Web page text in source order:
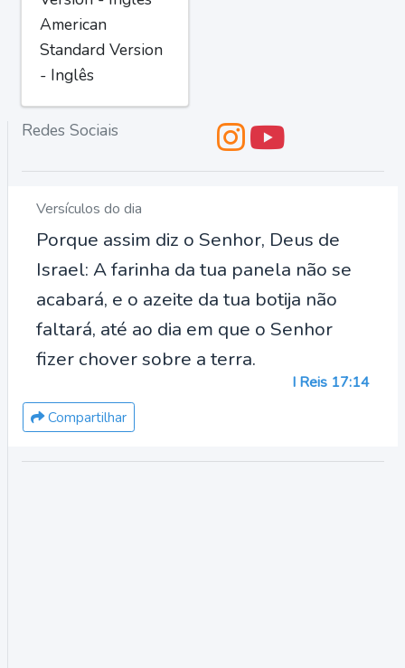
American
Standard Version
- Inglês
Redes Sociais
Versículos do dia
Porque assim diz o Senhor, Deus de
Israel: A farinha da tua panela não se
acabará, e o azeite da tua botija não
faltará, até ao dia em que o Senhor
fizer chover sobre a terra.
I Reis 17:14
Compartilhar